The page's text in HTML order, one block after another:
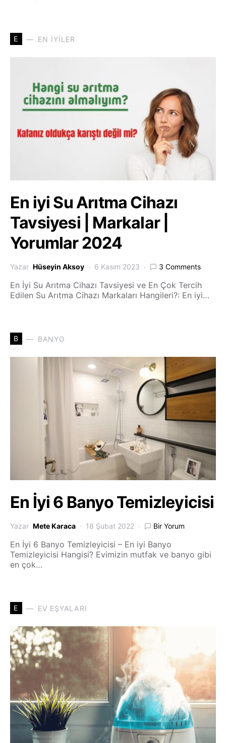
E EN İYILER
En iyi Su Arıtma Cihazı
Tavsiyesi | Markalar |
Yorumlar 2024
Yazar Hüseyin Aksoy 6 Kasım 2023 3 Comments
En İyi Su Arıtma Cihazı Tavsiyesi ve En Çok Tercih
Edilen Su Arıtma Cihazı Markaları Hangileri?: En iyi…
B BANYO
En İyi 6 Banyo Temizleyicisi
Yazar Mete Karaca 18 Şubat 2022 Bir Yorum
En İyi 6 Banyo Temizleyicisi – En iyi Banyo
Temizleyicisi Hangisi? Evimizin mutfak ve banyo gibi
en çok…
E EV EŞYALARI